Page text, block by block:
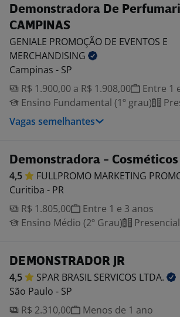
Demonstradora De
CAMPINAS
GENIALE PROMOÇÃO DE EVENTOS E
MERCHANDISING
Campinas - SP
R$ 1.900,00 a R$ 1.908,00
Entre 1
Ensino Fundamental (1º grau)
Vagas semelhantes
Demonstradora - Cosméticos
4,5 FULLPROMO MARKETING
Curitiba - PR
R$ 1.805,00
Entre 1 e 3 anos
Ensino Médio (2º Grau)
Presencial
DEMONSTRADOR JR
4,5 SPAR BRASIL SERVICOS LTDA.
São Paulo - SP
R$ 2.310,00
Menos de 1 ano